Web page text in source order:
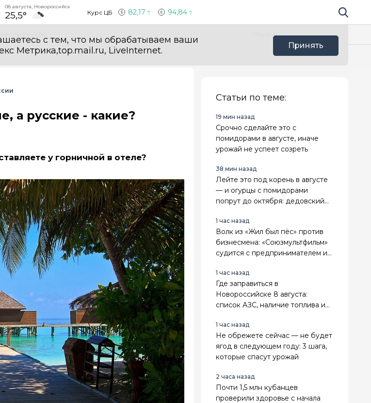
08 августа, Новороссийск
25,5° Курс ЦБ 82,17 94,84 Поиск по
с тем, что мы обрабатываем ваши
Метрика,top.mail.ru, LiveInternet.
Принять
Польза
а русские - какие?
у горничной в отеле?
Статьи по теме:
19 мин назад
Срочно сделайте это с
помидорами в августе, иначе
урожай не успеет созреть
38 мин назад
Лейте это под корень в августе
— и огурцы с помидорами
попрут до октября: дедовский
1 час назад
Волк из «Жил был пёс» против
бизнесмена: «Союзмультфильм»
судится с предпринимателем из
1 час назад
Где заправиться в
Новороссийске 8 августа:
список АЗС, наличие топлива и
1 час назад
Не обрежете сейчас — не будет
ягод в следующем году: 3 шага,
которые спасут урожай
2 часа назад
Почти 1,5 млн кубанцев
проверили здоровье с начала